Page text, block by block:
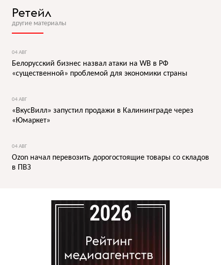
Ретейл
другие материалы
04 АВГ
Белорусский бизнес назвал атаки на WB в РФ
«существенной» проблемой для экономики страны
04 АВГ
«ВкусВилл» запустил продажи в Калининграде через
«Юмаркет»
04 АВГ
Ozon начал перевозить дорогостоящие товары со складов
в ПВЗ